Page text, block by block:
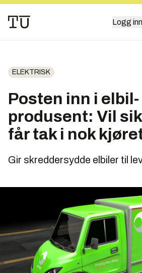
Logg inn
ELEKTRISK
Posten inn i elbil-
produsent: Vil
får tak i nok
Gir skreddersydde elbiler til